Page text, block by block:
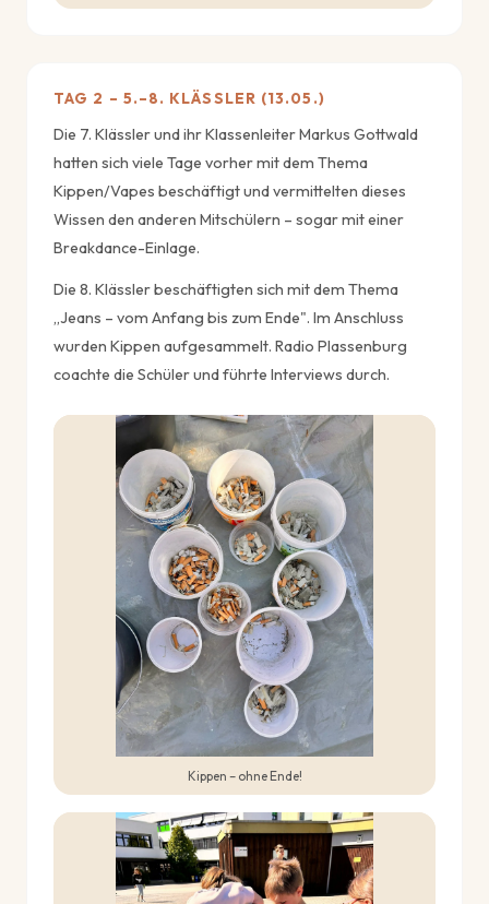
TAG 2 – 5.–8. KLÄSSLER (13.05.)
Die 7. Klässler und ihr Klassenleiter Markus Gottwald
hatten sich viele Tage vorher mit dem Thema
Kippen/Vapes beschäftigt und vermittelten dieses
Wissen den anderen Mitschülern – sogar mit einer
Breakdance-Einlage.
Die 8. Klässler beschäftigten sich mit dem Thema
„Jeans – vom Anfang bis zum Ende". Im Anschluss
wurden Kippen aufgesammelt. Radio Plassenburg
coachte die Schüler und führte Interviews durch.
Kippen – ohne Ende!